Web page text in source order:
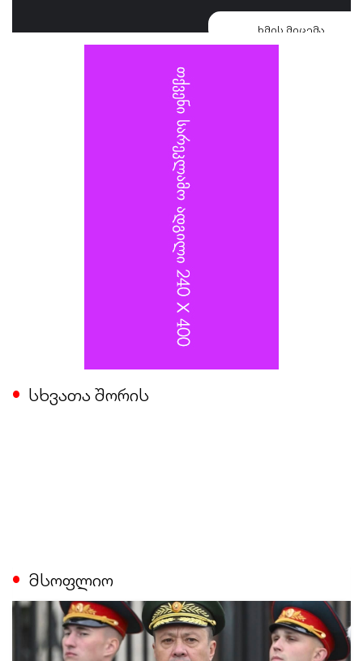
დესანტო დივიზიის ყოფილ მეთაურს, გენერალ-მაიორ
ვლადიმერ სელივერსტოვს, რომელიც 2022 წელს
კიევზე იერიშს ხელმძღვანელობდა, და თავდაცვის
დეპარტამენტის უფროსს, გენერალ-ლეიტენანტ
ხმის მიცემა
სხვათა შორის
მსოფლიო